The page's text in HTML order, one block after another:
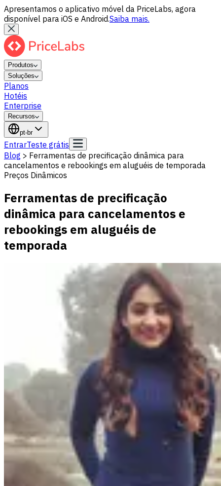
Apresentamos o aplicativo móvel da PriceLabs, agora
disponível para iOS e Android.Saiba mais.
Produtos
Soluções
Planos
Hotéis
Enterprise
Recursos
pt-br
EntrarTeste grátis
Blog > Ferramentas de precificação dinâmica para
cancelamentos e rebookings em aluguéis de temporada
Preços Dinâmicos
Ferramentas de precificação
dinâmica para cancelamentos e
rebookings em aluguéis de
temporada